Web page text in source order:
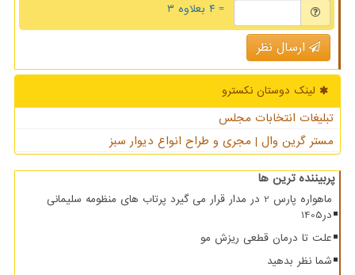
= ۴ بعلاوه ۳
ارسال نظر
لینک دوستان نكسترو
تبلیغات انتخابات مجلس
مستر گرین وال | مجری و طراح انواع دیوار سبز
پربیننده ترین ها
ماهواره پارس 2 در مدار قرار می گیرد پرتاب های منظومه سلیمانی
در1405
علت تا درمان قطعی ریزش مو
شما نظر بدهید